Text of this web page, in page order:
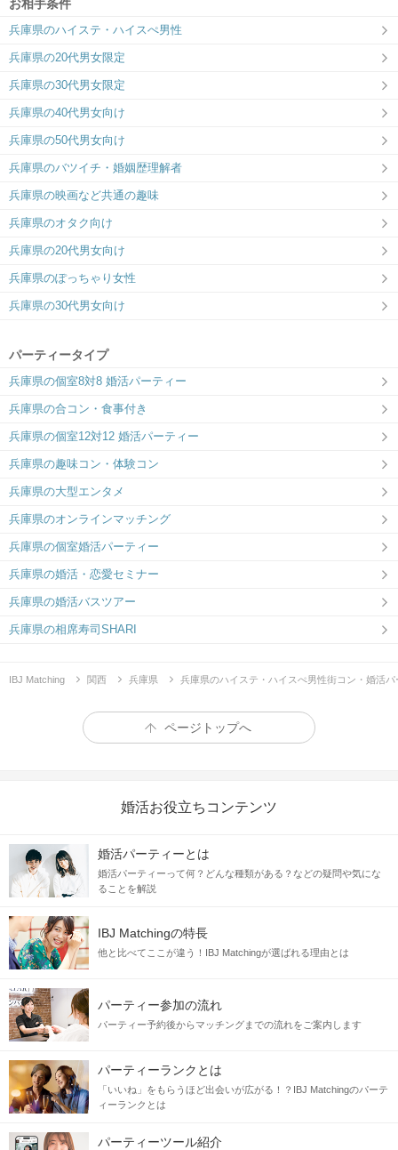
お相手条件
兵庫県のハイステ・ハイスぺ男性
兵庫県の20代男女限定
兵庫県の30代男女限定
兵庫県の40代男女向け
兵庫県の50代男女向け
兵庫県のバツイチ・婚姻歴理解者
兵庫県の映画など共通の趣味
兵庫県のオタク向け
兵庫県の20代男女向け
兵庫県のぽっちゃり女性
兵庫県の30代男女向け
パーティータイプ
兵庫県の個室8対8 婚活パーティー
兵庫県の合コン・食事付き
兵庫県の個室12対12 婚活パーティー
兵庫県の趣味コン・体験コン
兵庫県の大型エンタメ
兵庫県のオンラインマッチング
兵庫県の個室婚活パーティー
兵庫県の婚活・恋愛セミナー
兵庫県の婚活バスツアー
兵庫県の相席寿司SHARI
IBJ Matching 関西 兵庫県 兵庫県のハイステ・ハイスぺ男性街コン・婚活パ
ページトップへ
婚活お役立ちコンテンツ
婚活パーティーとは
婚活パーティーって何？どんな種類がある？などの疑問や気にな
ることを解説
IBJ Matchingの特長
他と比べてここが違う！IBJ Matchingが選ばれる理由とは
パーティー参加の流れ
パーティー予約後からマッチングまでの流れをご案内します
パーティーランクとは
「いいね」をもらうほど出会いが広がる！？IBJ Matchingのパーテ
ィーランクとは
パーティーツール紹介